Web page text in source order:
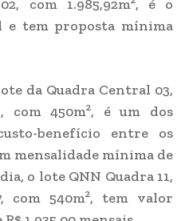
com 1.985,92m², é o
e tem proposta mínima
da Quadra Central 03,
com 450m², é um dos
benefício entre os
mensalidade mínima de
o lote QNN Quadra 11,
com 540m², tem valor